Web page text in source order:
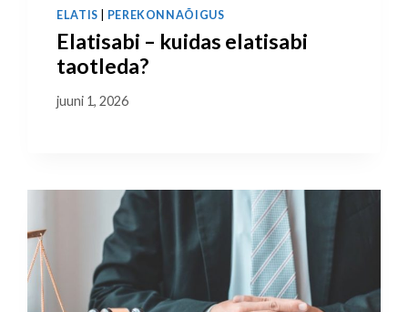
ELATIS PEREKONNAÕIGUS
Elatisabi – kuidas elatisabi
taotleda?
juuni 1, 2026